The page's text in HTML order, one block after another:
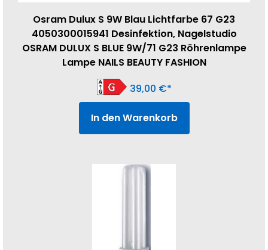
Osram Dulux S 9W Blau Lichtfarbe 67 G23
4050300015941 Desinfektion, Nagelstudio
OSRAM DULUX S BLUE 9W/71 G23 Röhrenlampe
Lampe NAILS BEAUTY FASHION
39,00 €
In den Warenkorb